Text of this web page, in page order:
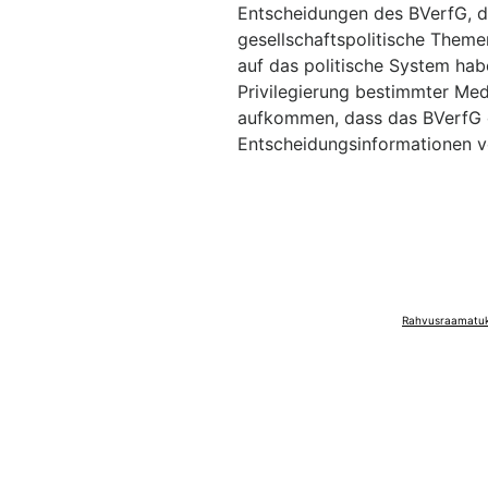
Entscheidungen des BVerfG,
gesellschaftspolitische
auf das politische System
Privilegierung bestimmter
aufkommen, dass das
Entscheidungsinformationen